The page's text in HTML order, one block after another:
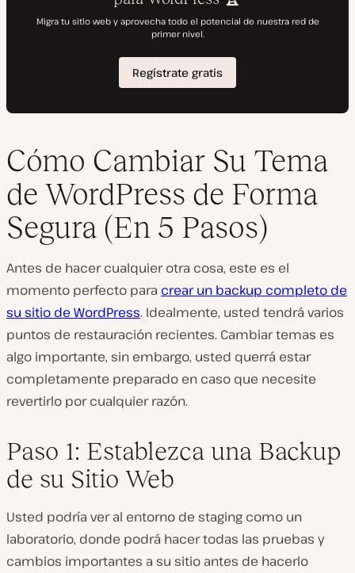
Cómo Cambiar Su Tema
de WordPress de Forma
Segura (En 5 Pasos)
Antes de hacer cualquier otra cosa, este es el
momento perfecto para crear un backup completo de
su sitio de WordPress. Idealmente, usted tendrá varios
puntos de restauración recientes. Cambiar temas es
algo importante, sin embargo, usted querrá estar
completamente preparado en caso que necesite
revertirlo por cualquier razón.
Paso 1: Establezca una Backup
de su Sitio Web
Usted podría ver al entorno de staging como un
laboratorio, donde podrá hacer todas las pruebas y
cambios importantes a su sitio antes de hacerlo